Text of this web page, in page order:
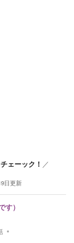
ェーック！ ／
日更新
す）